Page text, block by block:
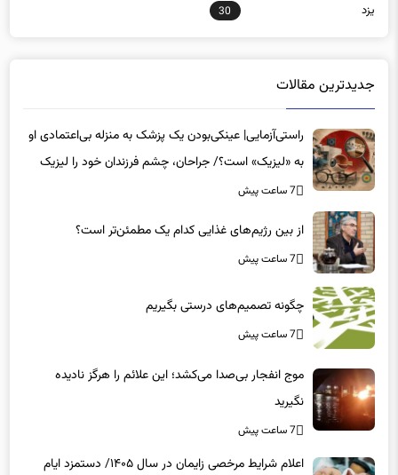
یزد 30
جدیدترین مقالات
راستی‌آزمایی| عینکی‌بودن یک پزشک به منزله بی‌اعتمادی او
به «لیزیک» است؟/ جراحان، چشم فرزندان خود را لیزیک
می‌کنند؟
7 ساعت پیش
از بین رژیم‌های غذایی کدام یک مطمئن‌تر است؟‌
7 ساعت پیش
چگونه تصمیم‌های درستی بگیریم
7 ساعت پیش
موج انفجار بی‌صدا می‌کشد؛ این علائم را هرگز نادیده
نگیرید
7 ساعت پیش
اعلام شرایط مرخصی زایمان در سال ۱۴۰۵/ دستمزد ایام